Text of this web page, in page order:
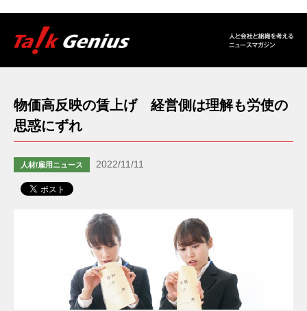
物価高反映の賃上げ 経営側は理解も労使の
思惑にずれ
人材/雇用ニュース 2022/11/11